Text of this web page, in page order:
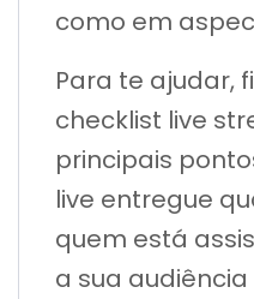
como em
Para te ajudar,
checklist live
principais
live entregue
quem está
a sua